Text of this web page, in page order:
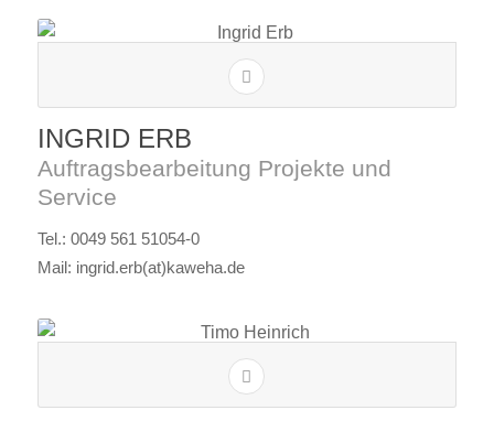
INGRID ERB
Auftragsbearbeitung Projekte und
Service
Tel.: 0049 561 51054-0
Mail: ingrid.erb(at)kaweha.de